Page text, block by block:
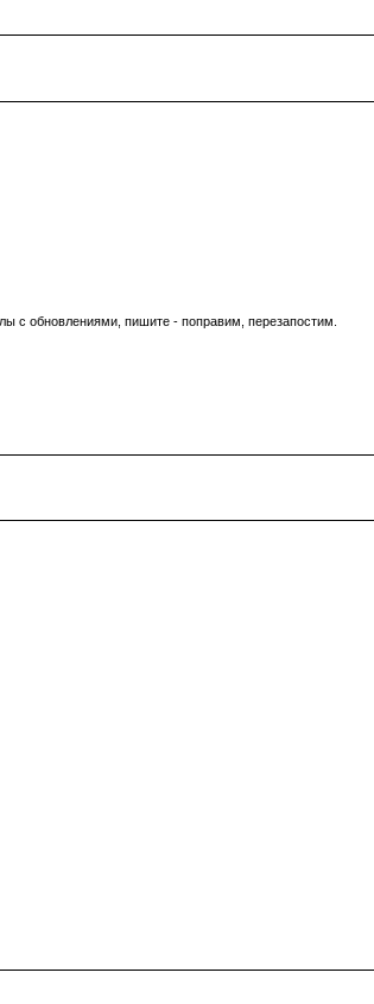
с обновлениями, пишите - поправим, перезапостим.